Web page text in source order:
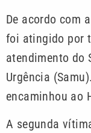
De acordo com
foi atingido por
atendimento do
Urgência
encaminhou ao
A segunda